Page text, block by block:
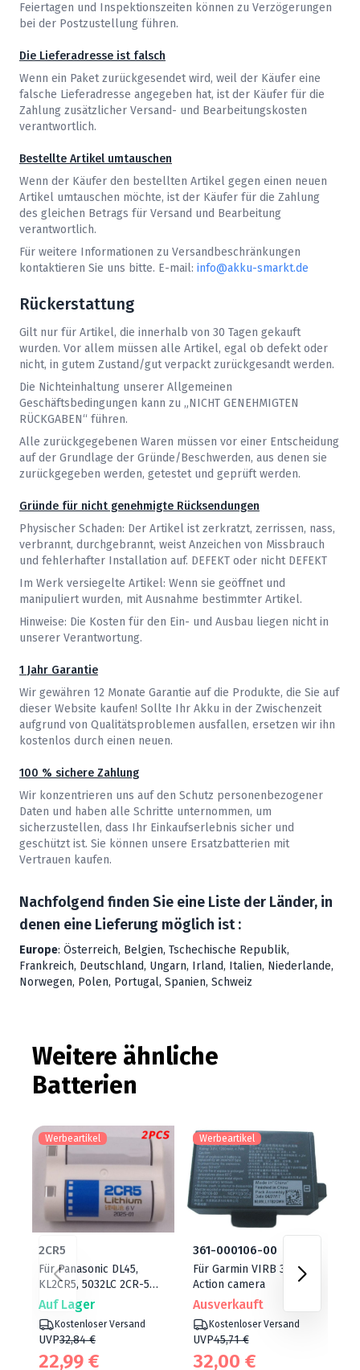
Feiertagen und Inspektionszeiten können zu Verzögerungen
bei der Postzustellung führen.
Die Lieferadresse ist falsch
Wenn ein Paket zurückgesendet wird, weil der Käufer eine
falsche Lieferadresse angegeben hat, ist der Käufer für die
Zahlung zusätzlicher Versand- und Bearbeitungskosten
verantwortlich.
Bestellte Artikel umtauschen
Wenn der Käufer den bestellten Artikel gegen einen neuen
Artikel umtauschen möchte, ist der Käufer für die Zahlung
des gleichen Betrags für Versand und Bearbeitung
verantwortlich.
Für weitere Informationen zu Versandbeschränkungen
kontaktieren Sie uns bitte. E-mail: info@akku-smarkt.de
Rückerstattung
Gilt nur für Artikel, die innerhalb von 30 Tagen gekauft
wurden. Vor allem müssen alle Artikel, egal ob defekt oder
nicht, in gutem Zustand/gut verpackt zurückgesandt werden.
Die Nichteinhaltung unserer Allgemeinen
Geschäftsbedingungen kann zu „NICHT GENEHMIGTEN
RÜCKGABEN“ führen.
Alle zurückgegebenen Waren müssen vor einer Entscheidung
auf der Grundlage der Gründe/Beschwerden, aus denen sie
zurückgegeben werden, getestet und geprüft werden.
Gründe für nicht genehmigte Rücksendungen
Physischer Schaden: Der Artikel ist zerkratzt, zerrissen, nass,
verbrannt, durchgebrannt, weist Anzeichen von Missbrauch
und fehlerhafter Installation auf. DEFEKT oder nicht DEFEKT
Im Werk versiegelte Artikel: Wenn sie geöffnet und
manipuliert wurden, mit Ausnahme bestimmter Artikel.
Hinweise: Die Kosten für den Ein- und Ausbau liegen nicht in
unserer Verantwortung.
1 Jahr Garantie
Wir gewähren 12 Monate Garantie auf die Produkte, die Sie auf
dieser Website kaufen! Sollte Ihr Akku in der Zwischenzeit
aufgrund von Qualitätsproblemen ausfallen, ersetzen wir ihn
kostenlos durch einen neuen.
100 % sichere Zahlung
Wir konzentrieren uns auf den Schutz personenbezogener
Daten und haben alle Schritte unternommen, um
sicherzustellen, dass Ihr Einkaufserlebnis sicher und
geschützt ist. Sie können unsere Ersatzbatterien mit
Vertrauen kaufen.
Nachfolgend finden Sie eine Liste der Länder, in
denen eine Lieferung möglich ist :
Europe: Österreich, Belgien, Tschechische Republik,
Frankreich, Deutschland, Ungarn, Irland, Italien, Niederlande,
Norwegen, Polen, Portugal, Spanien, Schweiz
Weitere ähnliche
Batterien
Werbeartikel
2CR5
Für Panasonic DL45,
KL2CR5, 5032LC 2CR-5W
2CP3845
Auf Lager
Kostenloser Versand
UVP32,84 €
22,99 €
Werbeartikel
361-000106-00
Für Garmin VIRB 360
Action camera
Ausverkauft
Kostenloser Versand
UVP45,71 €
32,00 €